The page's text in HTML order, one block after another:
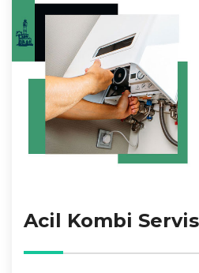
Acil Kombi